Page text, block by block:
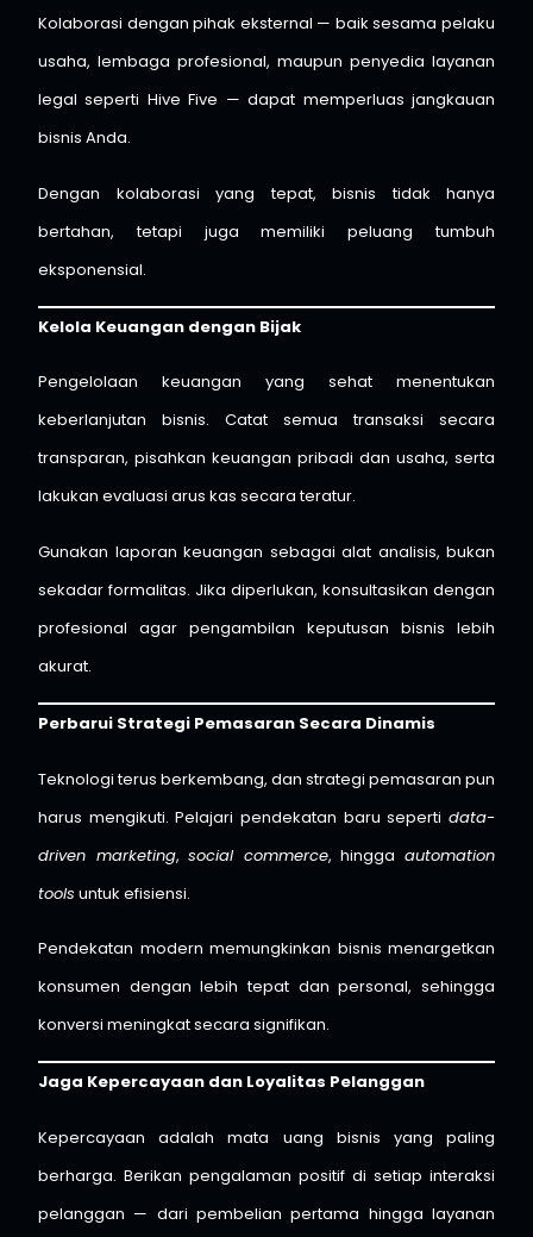
Kolaborasi dengan pihak eksternal — baik sesama pelaku
usaha, lembaga profesional, maupun penyedia layanan
legal seperti Hive Five — dapat memperluas jangkauan
bisnis Anda.
Dengan kolaborasi yang tepat, bisnis tidak hanya
bertahan, tetapi juga memiliki peluang tumbuh
eksponensial.
Kelola Keuangan dengan Bijak
Pengelolaan keuangan yang sehat menentukan
keberlanjutan bisnis. Catat semua transaksi secara
transparan, pisahkan keuangan pribadi dan usaha, serta
lakukan evaluasi arus kas secara teratur.
Gunakan laporan keuangan sebagai alat analisis, bukan
sekadar formalitas. Jika diperlukan, konsultasikan dengan
profesional agar pengambilan keputusan bisnis lebih
akurat.
Perbarui Strategi Pemasaran Secara Dinamis
Teknologi terus berkembang, dan strategi pemasaran pun
harus mengikuti. Pelajari pendekatan baru seperti data-
driven marketing,social commerce, hinggaautomation
tools untuk efisiensi.
Pendekatan modern memungkinkan bisnis menargetkan
konsumen dengan lebih tepat dan personal, sehingga
konversi meningkat secara signifikan.
Jaga Kepercayaan dan Loyalitas Pelanggan
Kepercayaan adalah mata uang bisnis yang paling
berharga. Berikan pengalaman positif di setiap interaksi
pelanggan — dari pembelian pertama hingga layanan